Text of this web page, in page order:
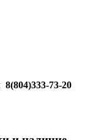
8(804)333-73-20